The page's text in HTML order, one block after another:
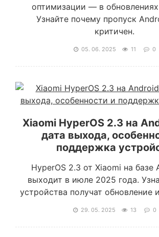
оптимизации — в обновлениях
Узнайте почему пропуск
критичен.
05. 06. 2025 11 0
Xiaomi HyperOS 2.3 на
дата выхода,
поддержка
HyperOS 2.3 от Xiaomi на базе
выходит в июле 2025 года.
устройства получат обновление
29. 05. 2025 13 0